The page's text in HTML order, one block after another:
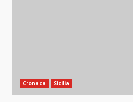
Cronaca Sicilia